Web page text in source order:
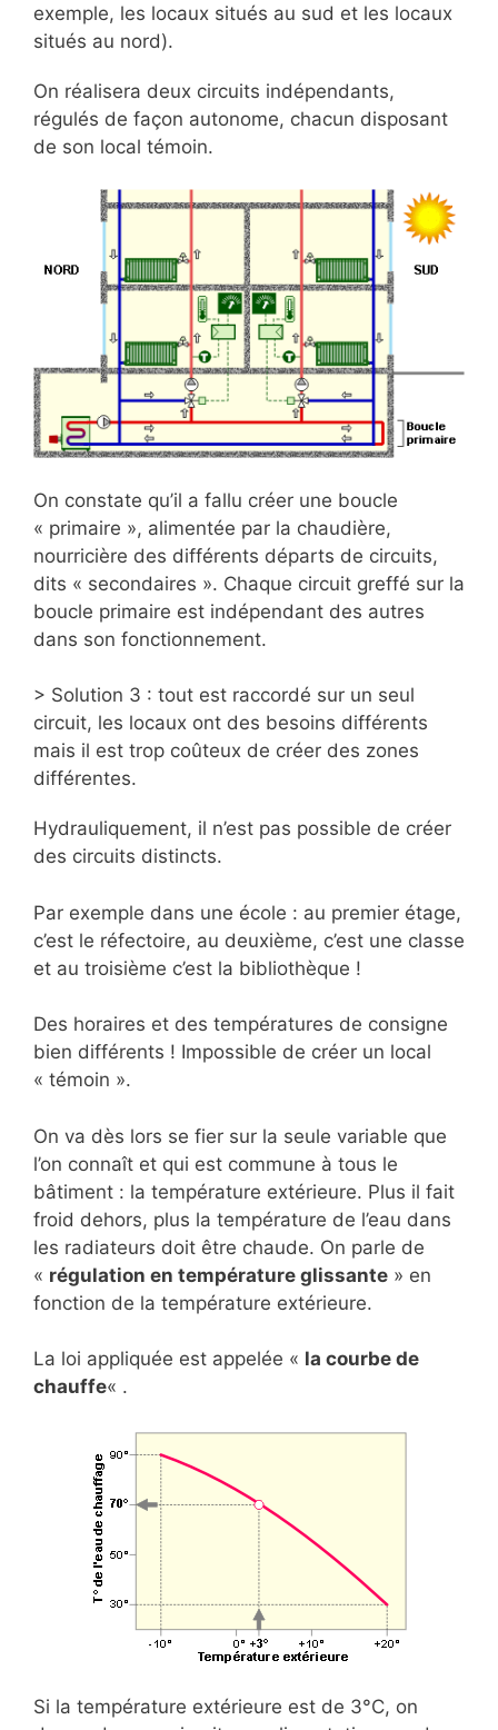
exemple, les locaux situés au sud et les locaux
situés au nord).
On réalisera deux circuits indépendants,
régulés de façon autonome, chacun disposant
de son local témoin.
On constate qu’il a fallu créer une boucle
« primaire », alimentée par la chaudière,
nourricière des différents départs de circuits,
dits « secondaires ». Chaque circuit greffé sur la
boucle primaire est indépendant des autres
dans son fonctionnement.
> Solution 3 : tout est raccordé sur un seul
circuit, les locaux ont des besoins différents
mais il est trop coûteux de créer des zones
différentes.
Hydrauliquement, il n’est pas possible de créer
des circuits distincts.
Par exemple dans une école : au premier étage,
c’est le réfectoire, au deuxième, c’est une classe
et au troisième c’est la bibliothèque !
Des horaires et des températures de consigne
bien différents ! Impossible de créer un local
« témoin ».
On va dès lors se fier sur la seule variable que
l’on connaît et qui est commune à tous le
bâtiment : la température extérieure. Plus il fait
froid dehors, plus la température de l’eau dans
les radiateurs doit être chaude. On parle de
« régulation en température glissante » en
fonction de la température extérieure.
La loi appliquée est appelée « la courbe de
chauffe« .
Si la température extérieure est de 3°C, on